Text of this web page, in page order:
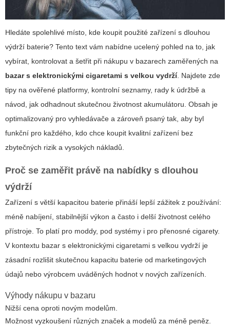
Hledáte spolehlivé místo, kde koupit použité zařízení s dlouhou
výdrží baterie? Tento text vám nabídne ucelený pohled na to, jak
vybírat, kontrolovat a šetřit při nákupu v bazarech zaměřených na
bazar s elektronickými cigaretami s velkou vydrží. Najdete zde
tipy na ověřené platformy, kontrolní seznamy, rady k údržbě a
návod, jak odhadnout skutečnou životnost akumulátoru. Obsah je
optimalizovaný pro vyhledávače a zároveň psaný tak, aby byl
funkční pro každého, kdo chce koupit kvalitní zařízení bez
zbytečných rizik a vysokých nákladů.
Proč se zaměřit právě na nabídky s dlouhou
výdrží
Zařízení s větší kapacitou baterie přináší lepší zážitek z používání:
méně nabíjení, stabilnější výkon a často i delší životnost celého
přístroje. To platí pro moddy, pod systémy i pro přenosné cigarety.
V kontextu bazar s elektronickými cigaretami s velkou vydrží je
zásadní rozlišit skutečnou kapacitu baterie od marketingových
údajů nebo výrobcem uváděných hodnot v nových zařízeních.
Výhody nákupu v bazaru
Nižší cena oproti novým modelům.
Možnost vyzkoušení různých značek a modelů za méně peněz.